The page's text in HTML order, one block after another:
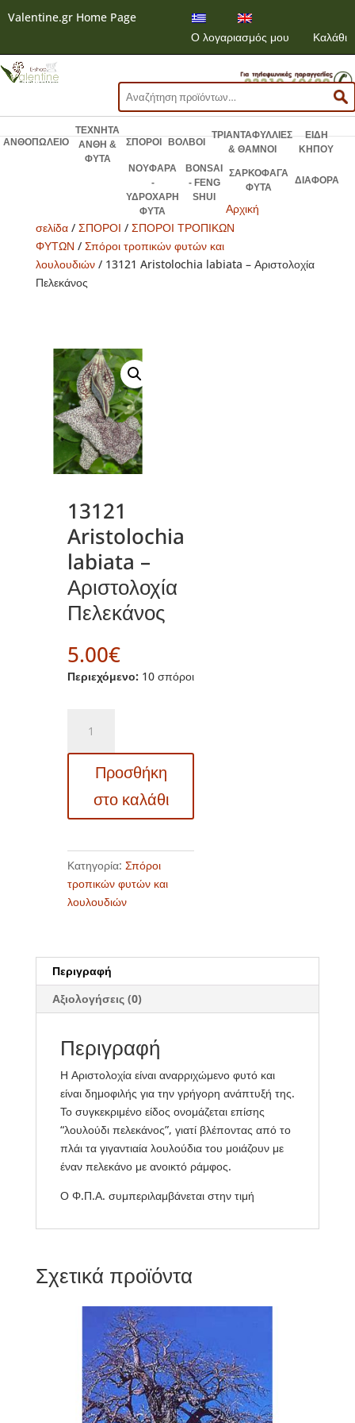
Valentine.gr Home Page
Ο λογαριασμός μου
Καλάθι
Αναζήτηση
για:
ΑΝΘΟΠΩΛΕΙΟ
ΤΕΧΝΗΤΑ
ΑΝΘΗ &
ΦΥΤΑ
ΣΠΟΡΟΙ ΒΟΛΒΟΙ
ΤΡΙΑΝΤΑΦΥΛΛΙΕΣ
& ΘΑΜΝΟΙ
ΕΙΔΗ
ΚΗΠΟΥ
ΝΟΥΦΑΡΑ
-
ΥΔΡΟΧΑΡΗ
ΦΥΤΑ
BONSAI
- FENG
SHUI
ΣΑΡΚΟΦΑΓΑ
ΦΥΤΑ
ΔΙΑΦΟΡΑ
Αρχική
σελίδα/ ΣΠΟΡΟΙ / ΣΠΟΡΟΙ ΤΡΟΠΙΚΩΝ
ΦΥΤΩΝ / Σπόροι τροπικών φυτών και
λουλουδιών/ 13121 Aristolochia labiata – Αριστολοχία
Πελεκάνος
13121
Aristolochia
labiata –
Αριστολοχία
Πελεκάνος
5.00€
Περιεχόμενο: 10 σπόροι
Aristolochia
labiata
Πελεκάνος
Προσθήκη
στο καλάθι
Κατηγορία: Σπόροι
τροπικών φυτών και
λουλουδιών
Περιγραφή
Αξιολογήσεις (0)
Περιγραφή
Η Αριστολοχία είναι αναρριχώμενο φυτό και
είναι δημοφιλής για την γρήγορη ανάπτυξή της.
Το συγκεκριμένο είδος ονομάζεται επίσης
“λουλούδι πελεκάνος”, γιατί βλέποντας από το
πλάι τα γιγαντιαία λουλούδια του μοιάζουν με
έναν πελεκάνο με ανοικτό ράμφος.
Ο Φ.Π.Α. συμπεριλαμβάνεται στην τιμή
Σχετικά προϊόντα